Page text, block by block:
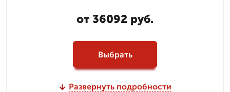
от 36092 руб.
Выбрать
Развернуть подробности